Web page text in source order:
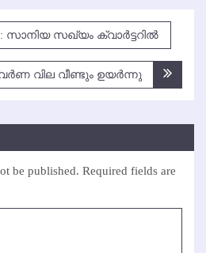
സഖ്യം ക്വാര്‍ട്ടറില്‍
വില വീണ്ടും ഉയര്‍ന്നു
be published. Required fields are